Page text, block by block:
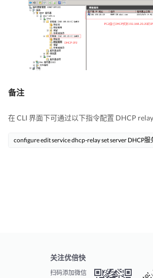
备注
在 CLI 界面下可通过以下指令配置 DHCP relay
configure edit service dhcp-relay set server DHCP
关注优倍快
扫码添加微信